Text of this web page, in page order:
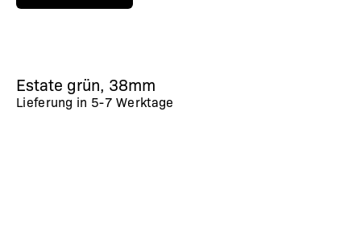
Estate grün, 38mm
Lieferung in 5-7 Werktage